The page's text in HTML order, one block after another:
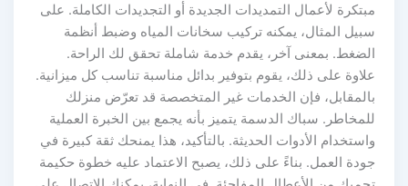
مبتكرة لأعمال التمديدات الجديدة أو التجديدات الكاملة. على
سبيل المثال، يمكنه تركيب سخانات المياه وضبط أنظمة
الضغط. بمعنى آخر، يقدم خدمة شاملة تحقق لك الراحة.
علاوة على ذلك، يقوم بتوفير بدائل مناسبة تناسب كل ميزانية.
بالمقابل، فإن الخدمات غير المتخصصة قد تعرّض منزلك
للمخاطر. سباك الدسمة يتميز بأنه يجمع بين الخبرة العملية
واستخدام الأدوات الحديثة. بالتأكيد، هذا يمنحك ثقة كبيرة في
جودة العمل. بناءً على ذلك، يصبح الاعتماد عليه خطوة حكيمة